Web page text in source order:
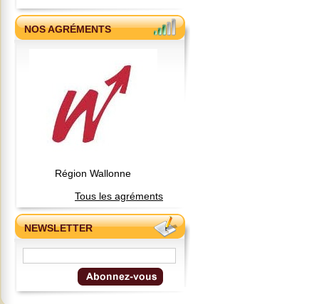
NOS AGRÉMENTS
Région Wallonne
Tous les agréments
NEWSLETTER